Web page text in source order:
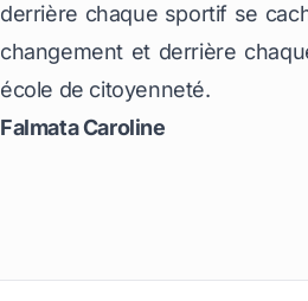
derrière chaque sportif se
changement et derrière
école de citoyenneté.
Falmata Caroline